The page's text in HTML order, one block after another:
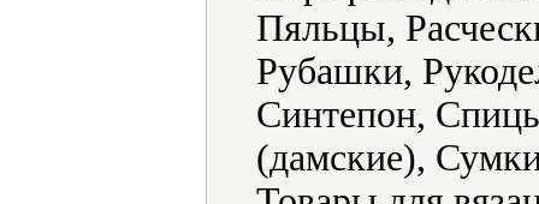
Пяльцы,
Рубашки,
Синтепон,
(дамские),